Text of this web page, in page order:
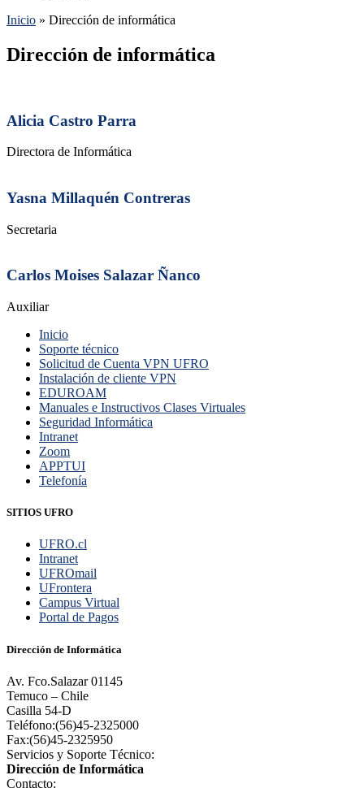
Inicio » Dirección de informática
Dirección de informática
Alicia Castro Parra
Directora de Informática
Yasna Millaquén Contreras
Secretaria
Carlos Moises Salazar Ñanco
Auxiliar
Inicio
Soporte técnico
Solicitud de Cuenta VPN UFRO
Instalación de cliente VPN
EDUROAM
Manuales e Instructivos Clases Virtuales
Seguridad Informática
Intranet
Zoom
APPTUI
Telefonía
SITIOS UFRO
UFRO.cl
Intranet
UFROmail
UFrontera
Campus Virtual
Portal de Pagos
Dirección de Informática
Av. Fco.Salazar 01145
Temuco – Chile
Casilla 54-D
Teléfono:(56)45-2325000
Fax:(56)45-2325950
Servicios y Soporte Técnico:
Dirección de Informática
Contacto: